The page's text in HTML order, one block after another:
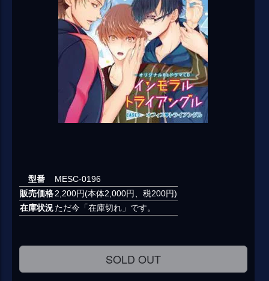
型番
MESC-0196
販売価格2,200円(本体2,000円、税200円)
在庫状況ただ今「在庫切れ」です。
SOLD OUT